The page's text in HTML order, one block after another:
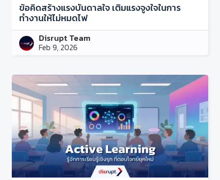
ข้อคิดสร้างแรงบันดาลใจ เติมแรงจูงใจในการ
ทำงานให้ไม่หมดไฟ
Disrupt Team
Feb 9, 2026